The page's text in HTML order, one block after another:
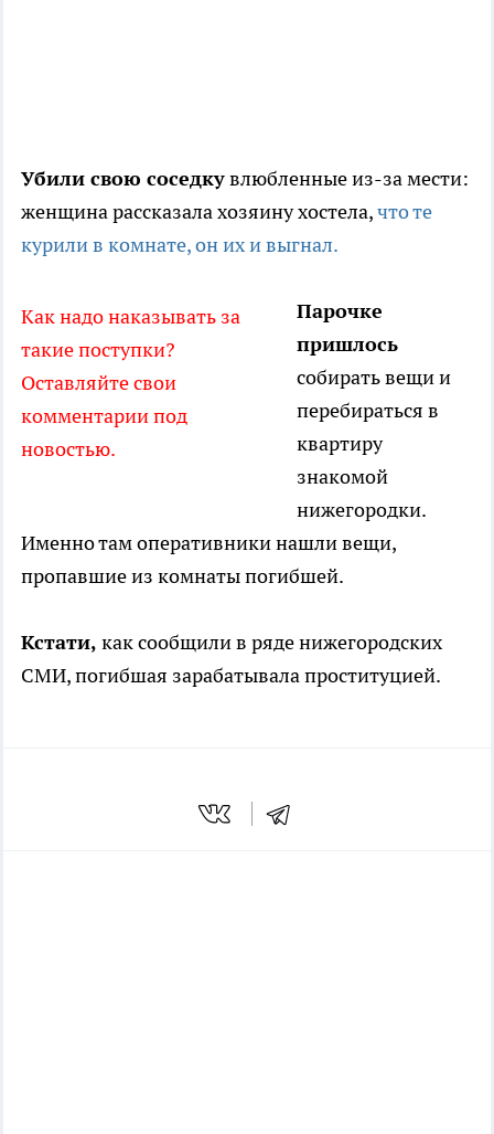
Убили свою соседкувлюбленные из-за мести:
женщина рассказала хозяину хостела,что те
курили в комнате, он их и выгнал.
Как надо наказывать за
такие поступки?
Оставляйте свои
комментарии под
новостью.
Парочке
пришлось
собирать вещи и
перебираться в
квартиру
знакомой
нижегородки.
Именно там оперативники нашли вещи,
пропавшие из комнаты погибшей.
Кстати, как сообщили в ряде нижегородских
СМИ, погибшая зарабатывала проституцией.